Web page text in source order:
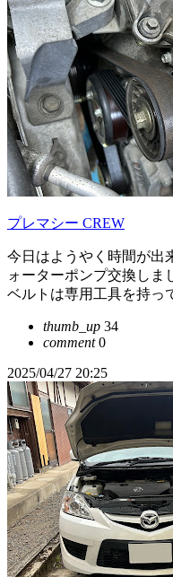
プレマシー CREW
今日はようやく時間が出
ォーターポンプ交換しま
ベルトは専用工具を持っ
thumb_up 34
comment0
2025/04/27 20:25